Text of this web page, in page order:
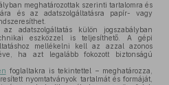
meghatározottak szerinti tartalomra és
és az adatszolgáltatásra papír- vagy
adatszolgáltatás külön jogszabályban
eszközzel is teljesíthető. A gépi
mellékelni kell az azzal azonos
ha azt legalább fokozott biztonságú
foglaltakra is tekintettel – meghatározza,
nyomtatványok tartalmát és formáját,